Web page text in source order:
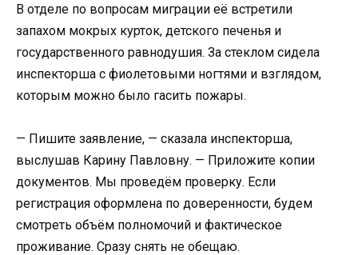
В отделе по вопросам миграции её встретили
запахом мокрых курток, детского печенья и
государственного равнодушия. За стеклом сидела
инспекторша с фиолетовыми ногтями и взглядом,
которым можно было гасить пожары.
— Пишите заявление, — сказала инспекторша,
выслушав Карину Павловну. — Приложите копии
документов. Мы проведём проверку. Если
регистрация оформлена по доверенности, будем
смотреть объём полномочий и фактическое
проживание. Сразу снять не обещаю.